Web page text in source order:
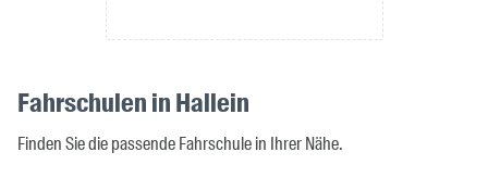
Fahrschulen in Hallein
Finden Sie die passende Fahrschule in Ihrer Nähe.